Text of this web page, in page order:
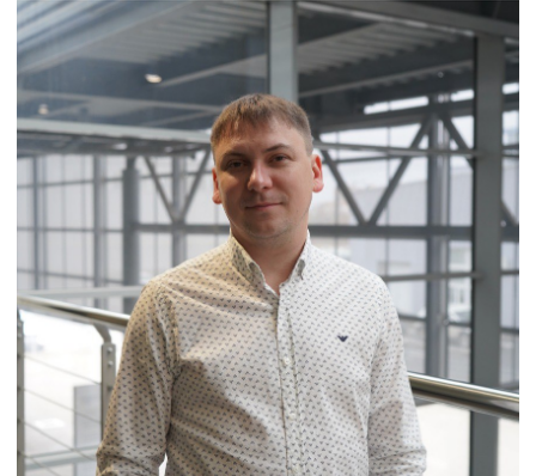
Представленные на сайте материалы и
условия носят исключительно
информационный характер и не являются
публичной офертой, определяемой
положениями ст. 437 Гражданского кодекса
РФ. Для получения подробной информации о
продуктах, услугах и их стоимости
обращайтесь к нашим специалистам.
© Группа компаний «А-Драйв» 2003 - 2026
Политика обработки персональных данных
Политика использования файлов cookie
Статьи